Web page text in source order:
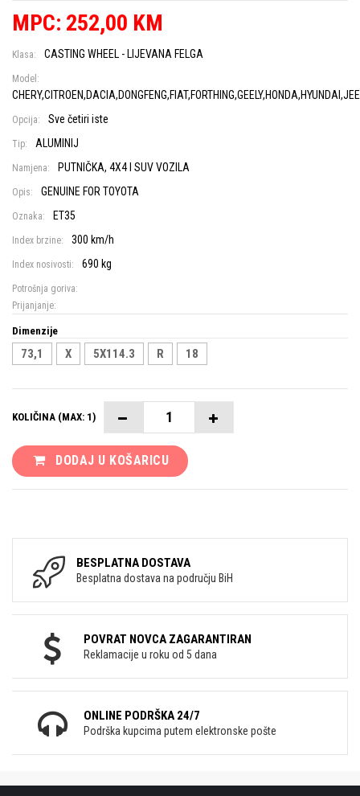
MPC: 252,00 KM
Klasa: CASTING WHEEL - LIJEVANA FELGA
Model:
Opcija: Sve četiri iste
Tip: ALUMINIJ
Namjena: PUTNIČKA, 4X4 I SUV VOZILA
Opis: GENUINE FOR TOYOTA
Oznaka: ET35
Index brzine: 300 km/h
Index nosivosti: 690 kg
Potrošnja goriva:
Prijanjanje:
Dimenzije
73,1 X 5X114.3 R 18
KOLIČINA (MAX: 1)
DODAJ U KOŠARICU
BESPLATNA DOSTAVA
Besplatna dostava na području BiH
POVRAT NOVCA ZAGARANTIRAN
Reklamacije u roku od 5 dana
ONLINE PODRŠKA 24/7
Podrška kupcima putem elektronske pošte